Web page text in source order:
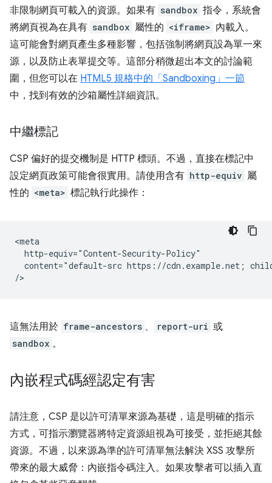
非限制網頁可載入的資源。如果有 sandbox 指令，系統會
將網頁視為在具有 sandbox 屬性的 <iframe> 內載入。
這可能會對網頁產生多種影響，包括強制將網頁設為單一來
源，以及防止表單提交等。這部分稍微超出本文的討論範
圍，但您可以在 HTML5 規格中的「Sandboxing」一節
中，找到有效的沙箱屬性詳細資訊。
中繼標記
CSP 偏好的提交機制是 HTTP 標頭。不過，直接在標記中
設定網頁政策可能會很實用。請使用含有 http-equiv 屬
性的 <meta> 標記執行此操作：
<meta
  http-equiv="Content-Security-Policy"
content="default-src https://cdn.example.net;
這無法用於 frame-ancestors 、 report-uri 或
sandbox 。
內嵌程式碼經認定有害
請注意，CSP 是以許可清單來源為基礎，這是明確的指示
方式，可指示瀏覽器將特定資源組視為可接受，並拒絕其餘
資源。不過，以來源為準的許可清單無法解決 XSS 攻擊所
帶來的最大威脅：內嵌指令碼注入。如果攻擊者可以插入直